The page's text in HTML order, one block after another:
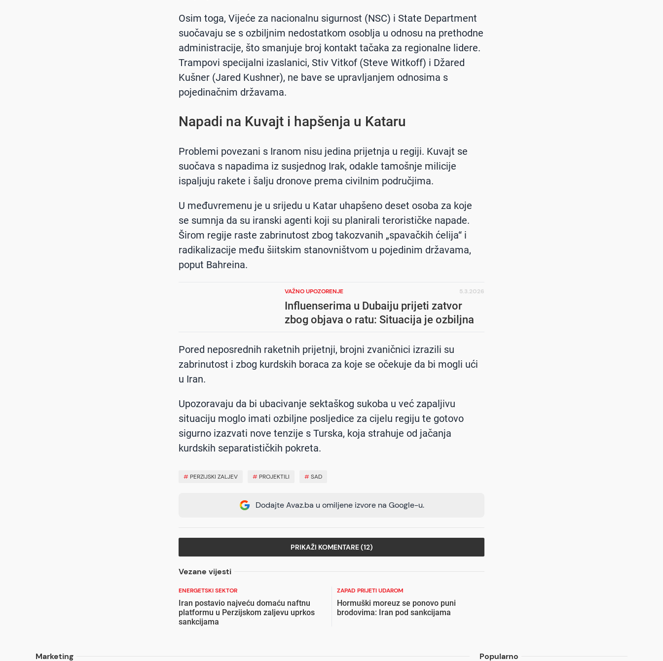
Osim toga, Vijeće za nacionalnu sigurnost (NSC) i State Department
suočavaju se s ozbiljnim nedostatkom osoblja u odnosu na prethodne
administracije, što smanjuje broj kontakt tačaka za regionalne lidere.
Trampovi specijalni izaslanici, Stiv Vitkof (Steve Witkoff) i Džared
Kušner (Jared Kushner), ne bave se upravljanjem odnosima s
pojedinačnim državama.
Napadi na Kuvajt i hapšenja u Kataru
Problemi povezani s Iranom nisu jedina prijetnja u regiji. Kuvajt se
suočava s napadima iz susjednog Irak, odakle tamošnje milicije
ispaljuju rakete i šalju dronove prema civilnim područjima.
U međuvremenu je u srijedu u Katar uhapšeno deset osoba za koje
se sumnja da su iranski agenti koji su planirali terorističke napade.
Širom regije raste zabrinutost zbog takozvanih „spavačkih ćelija“ i
radikalizacije među šiitskim stanovništvom u pojedinim državama,
poput Bahreina.
VAŽNO UPOZORENJE 5.3.2026
Influenserima u Dubaiju prijeti zatvor
zbog objava o ratu: Situacija je ozbiljna
Pored neposrednih raketnih prijetnji, brojni zvaničnici izrazili su
zabrinutost i zbog kurdskih boraca za koje se očekuje da bi mogli ući
u Iran.
Upozoravaju da bi ubacivanje sektaškog sukoba u već zapaljivu
situaciju moglo imati ozbiljne posljedice za cijelu regiju te gotovo
sigurno izazvati nove tenzije s Turska, koja strahuje od jačanja
kurdskih separatističkih pokreta.
# PERZIJSKI ZALJEV # PROJEKTILI #SAD
Dodajte Avaz.ba u omiljene izvore na Google-u.
PRIKAŽI KOMENTARE (12)
Vezane vijesti
ENERGETSKI SEKTOR
Iran postavio najveću domaću naftnu
platformu u Perzijskom zaljevu uprkos
sankcijama
ZAPAD PRIJETI UDAROM
Hormuški moreuz se ponovo puni
brodovima: Iran pod sankcijama
Marketing Popularno